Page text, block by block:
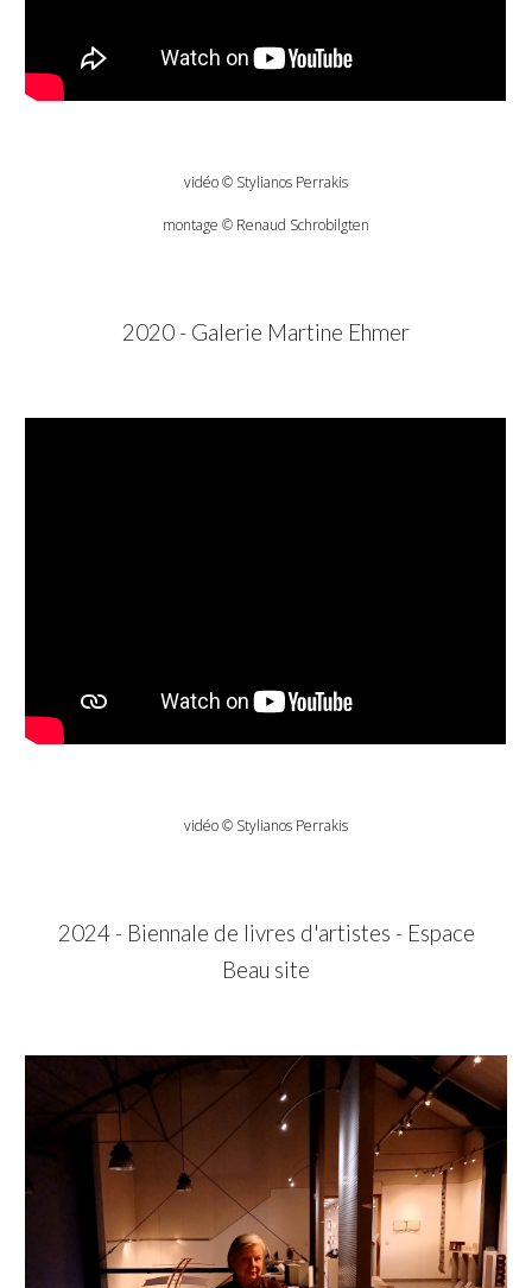
vidéo© Stylianos Perrakis
montage © Renaud Schrobilgten
2020 - Galerie Martine Ehmer
vidéo © Stylianos Perrakis
2024- Biennale de livres d'artistes - Espace
Beau site